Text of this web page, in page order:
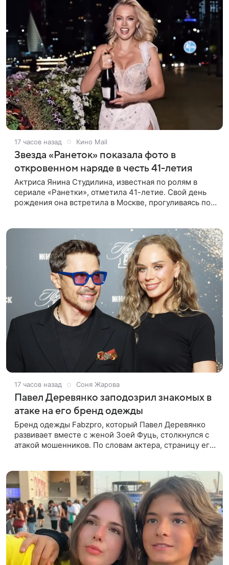
17 часов назад Кино Mail
Звезда «Ранеток» показала фото в
откровенном наряде в честь 41-летия
Актриса Янина Студилина, известная по ролям в
сериале «Ранетки», отметила 41-летие. Свой день
рождения она встретила в Москве, прогуливаясь по
17 часов назад Соня Жарова
Павел Деревянко заподозрил знакомых в
атаке на его бренд одежды
Бренд одежды Fabzpro, который Павел Деревянко
развивает вместе с женой Зоей Фуць, столкнулся с
атакой мошенников. По словам актера, страницу его